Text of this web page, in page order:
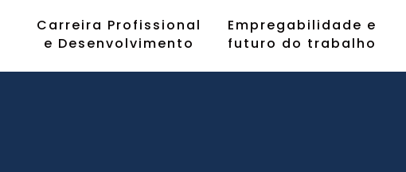
Carreira Profissional
e Desenvolvimento
Empregabilidade e
futuro do trabalho